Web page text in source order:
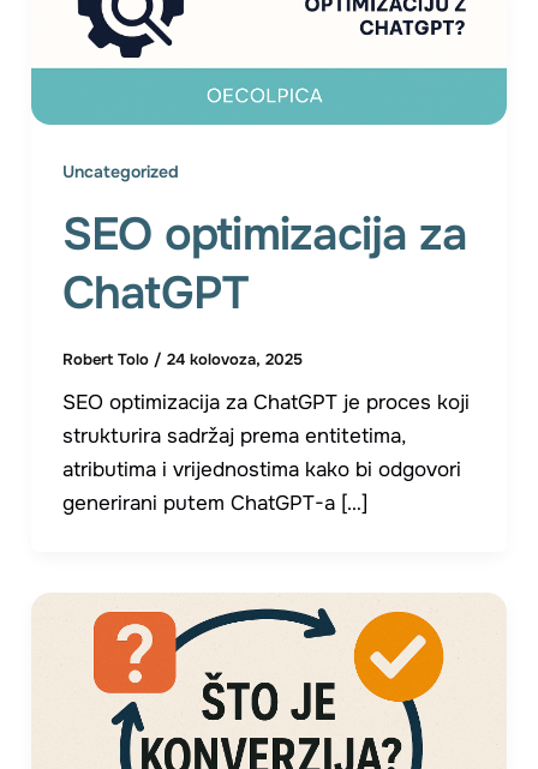
Uncategorized
SEO optimizacija za
ChatGPT
Robert Tolo / 24 kolovoza, 2025
SEO optimizacija za ChatGPT je proces koji
strukturira sadržaj prema entitetima,
atributima i vrijednostima kako bi odgovori
generirani putem ChatGPT-a […]